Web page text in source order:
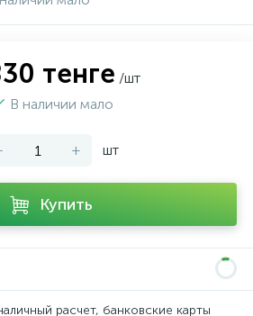
тенге /шт
В наличии мало
+ шт
Купить
расчет, банковские карты